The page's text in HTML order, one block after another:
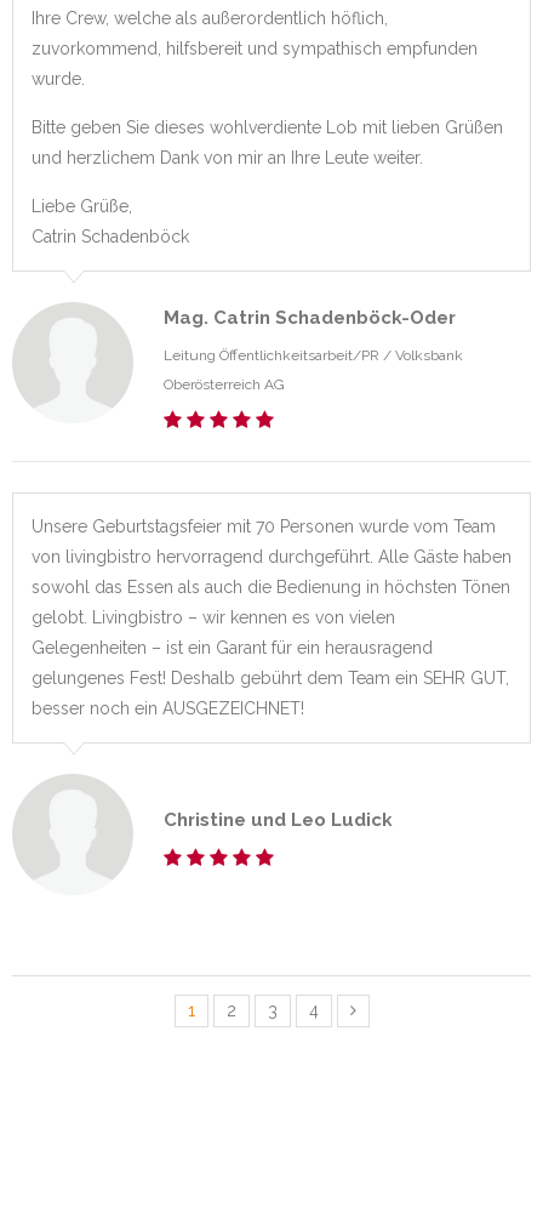
Ihre Crew, welche als außerordentlich höflich,
zuvorkommend, hilfsbereit und sympathisch empfunden
wurde.
Bitte geben Sie dieses wohlverdiente Lob mit lieben Grüßen
und herzlichem Dank von mir an Ihre Leute weiter.
Liebe Grüße,
Catrin Schadenböck
Mag. Catrin Schadenböck-Oder
Leitung Öffentlichkeitsarbeit/PR / Volksbank
Oberösterreich AG
Unsere Geburtstagsfeier mit 70 Personen wurde vom Team
von livingbistro hervorragend durchgeführt. Alle Gäste haben
sowohl das Essen als auch die Bedienung in höchsten Tönen
gelobt. Livingbistro – wir kennen es von vielen
Gelegenheiten – ist ein Garant für ein herausragend
gelungenes Fest! Deshalb gebührt dem Team ein SEHR GUT,
besser noch ein AUSGEZEICHNET!
Christine und Leo Ludick
1 2 3 4